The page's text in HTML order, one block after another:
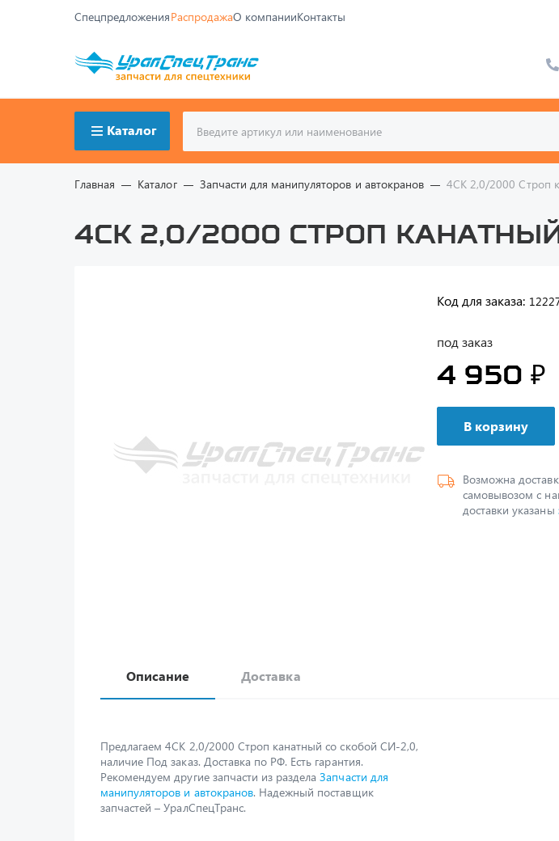
СпецпредложенияРаспродажаО компанииКонтакты
Каталог
Главная Каталог Запчасти для манипуляторов и автокранов 4СК 2,0/2000 Строп
4СК 2,0/2000 Строп
Код для заказа:
под заказ
4 950 ₽
В корзину
Возможна
самовывозом с
доставки указаны
Описание Доставка
Предлагаем 4СК 2,0/2000 Строп канатный со скобой СИ-2,0,
наличие Под заказ. Доставка по РФ. Есть гарантия.
Рекомендуем другие запчасти из разделаЗапчасти для
манипуляторов и автокранов. Надежный поставщик
запчастей – УралСпецТранс.